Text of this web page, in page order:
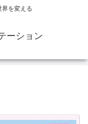
を変える
ーション